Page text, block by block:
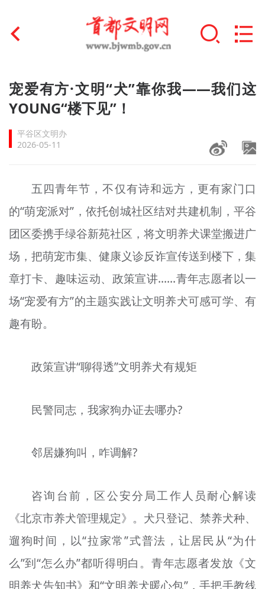
首页
文明创建
文明实践
未成年人思想道德建设
榜样人物
+
身边好人
文明评论
北京宣传文化引导基金
专题
宠爱有方·文明“犬”靠你我——我们这
YOUNG“楼下见”！
平谷区文明办
2026-05-11
五四青年节，不仅有诗和远方，更有家门口
的“萌宠派对”，依托创城社区结对共建机制，平谷
团区委携手绿谷新苑社区，将文明养犬课堂搬进广
场，把萌宠市集、健康义诊反诈宣传送到楼下，集
章打卡、趣味运动、政策宣讲……青年志愿者以一
场“宠爱有方”的主题实践让文明养犬可感可学、有
趣有盼。
政策宣讲“聊得透”文明养犬有规矩
民警同志，我家狗办证去哪办?
邻居嫌狗叫，咋调解?
咨询台前，区公安分局工作人员耐心解读
《北京市养犬管理规定》。犬只登记、禁养犬种、
遛狗时间，以“拉家常”式普法，让居民从“为什
么”到“怎么办”都听得明白。青年志愿者发放《文
明养犬告知书》和“文明养犬暖心包”，手把手教线